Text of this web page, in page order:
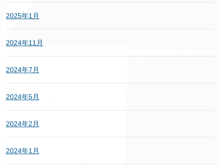
2025年1月
2024年11月
2024年7月
2024年5月
2024年2月
2024年1月